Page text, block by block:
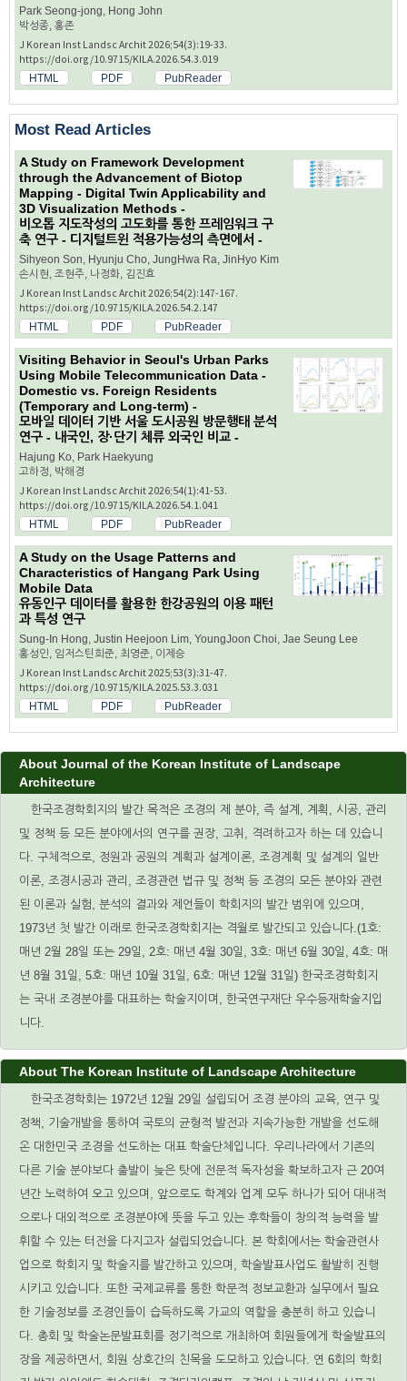
Park Seong-jong, Hong John
박성종, 홍존
J Korean Inst Landsc Archit 2026;54(3):19-33.
https://doi.org/10.9715/KILA.2026.54.3.019
HTML PDF PubReader
Most Read Articles
A Study on Framework Development
through the Advancement of Biotop
Mapping - Digital Twin Applicability and
3D Visualization Methods -
비오톱 지도작성의 고도화를 통한 프레임워크 구
축 연구 - 디지털트윈 적용가능성의 측면에서 -
Sihyeon Son, Hyunju Cho, JungHwa Ra, JinHyo Kim
손시현, 조현주, 나정화, 김진효
J Korean Inst Landsc Archit 2026;54(2):147-167.
https://doi.org/10.9715/KILA.2026.54.2.147
HTML PDF PubReader
Visiting Behavior in Seoul's Urban Parks
Using Mobile Telecommunication Data -
Domestic vs. Foreign Residents
(Temporary and Long-term) -
모바일 데이터 기반 서울 도시공원 방문행태 분석
연구 - 내국인, 장·단기 체류 외국인 비교 -
Hajung Ko, Park Haekyung
고하정, 박해경
J Korean Inst Landsc Archit 2026;54(1):41-53.
https://doi.org/10.9715/KILA.2026.54.1.041
HTML PDF PubReader
A Study on the Usage Patterns and
Characteristics of Hangang Park Using
Mobile Data
유동인구 데이터를 활용한 한강공원의 이용 패턴
과 특성 연구
Sung-In Hong, Justin Heejoon Lim, YoungJoon Choi, Jae Seung Lee
홍성인, 임저스틴희준, 최영준, 이제승
J Korean Inst Landsc Archit 2025;53(3):31-47.
https://doi.org/10.9715/KILA.2025.53.3.031
HTML PDF PubReader
About Journal of the Korean Institute of Landscape
Architecture
한국조경학회지의 발간 목적은 조경의 제 분야, 즉 설계, 계획, 시공, 관리
및 정책 등 모든 분야에서의 연구를 권장, 고취, 격려하고자 하는 데 있습니
다. 구체적으로, 정원과 공원의 계획과 설계이론, 조경계획 및 설계의 일반
이론, 조경시공과 관리, 조경관련 법규 및 정책 등 조경의 모든 분야와 관련
된 이론과 실험, 분석의 결과와 제언들이 학회지의 발간 범위에 있으며,
1973년 첫 발간 이래로 한국조경학회지는 격월로 발간되고 있습니다.(1호:
매년 2월 28일 또는 29일, 2호: 매년 4월 30일, 3호: 매년 6월 30일, 4호: 매
년 8월 31일, 5호: 매년 10월 31일, 6호: 매년 12월 31일) 한국조경학회지
는 국내 조경분야를 대표하는 학술지이며, 한국연구재단 우수등재학술지입
니다.
About The Korean Institute of Landscape Architecture
한국조경학회는 1972년 12월 29일 설립되어 조경 분야의 교육, 연구 및
정책, 기술개발을 통하여 국토의 균형적 발전과 지속가능한 개발을 선도해
온 대한민국 조경을 선도하는 대표 학술단체입니다. 우리나라에서 기존의
다른 기술 분야보다 출발이 늦은 탓에 전문적 독자성을 확보하고자 근 20여
년간 노력하여 오고 있으며, 앞으로도 학계와 업계 모두 하나가 되어 대내적
으로나 대외적으로 조경분야에 뜻을 두고 있는 후학들이 창의적 능력을 발
휘할 수 있는 터전을 다지고자 설립되었습니다. 본 학회에서는 학술관련사
업으로 학회지 및 학술지를 발간하고 있으며, 학술발표사업도 활발히 진행
시키고 있습니다. 또한 국제교류를 통한 학문적 정보교환과 실무에서 필요
한 기술정보를 조경인들이 습득하도록 가교의 역할을 충분히 하고 있습니
다. 총회 및 학술논문발표회를 정기적으로 개최하여 회원들에게 학술발표의
장을 제공하면서, 회원 상호간의 친목을 도모하고 있습니다. 연 6회의 학회